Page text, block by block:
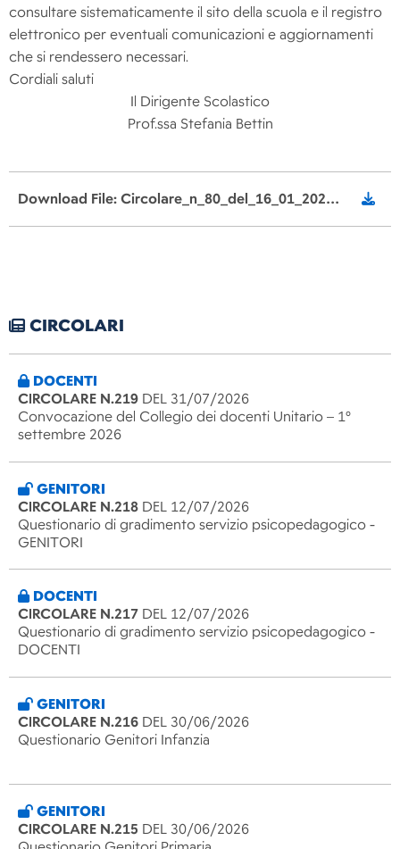
consultare sistematicamente il sito della scuola e il registro
elettronico per eventuali comunicazioni e aggiornamenti
che si rendessero necessari.
Cordiali saluti
Il Dirigente Scolastico
Prof.ssa Stefania Bettin
Download File: Circolare_n_80_del_16_01_2021_Alunni_e_applicazione_DPCM_zona_rossa_signed.pdf
CIRCOLARI
DOCENTI
CIRCOLARE N.219 DEL 31/07/2026
Convocazione del Collegio dei docenti Unitario – 1°
settembre 2026
GENITORI
CIRCOLARE N.218 DEL 12/07/2026
Questionario di gradimento servizio psicopedagogico -
GENITORI
DOCENTI
CIRCOLARE N.217 DEL 12/07/2026
Questionario di gradimento servizio psicopedagogico -
DOCENTI
GENITORI
CIRCOLARE N.216 DEL 30/06/2026
Questionario Genitori Infanzia
GENITORI
CIRCOLARE N.215 DEL 30/06/2026